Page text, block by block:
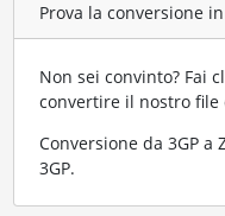
Prova la conversione
Non sei convinto? Fai
convertire il nostro file
Conversione da 3GP a
3GP.